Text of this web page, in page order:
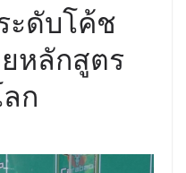
ะดับโค้ช
หลักสูตร
ก